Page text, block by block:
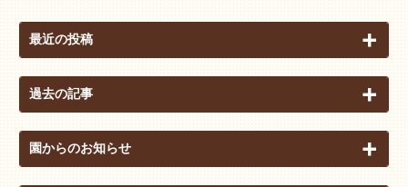
最近の投稿
過去の記事
園からのお知らせ